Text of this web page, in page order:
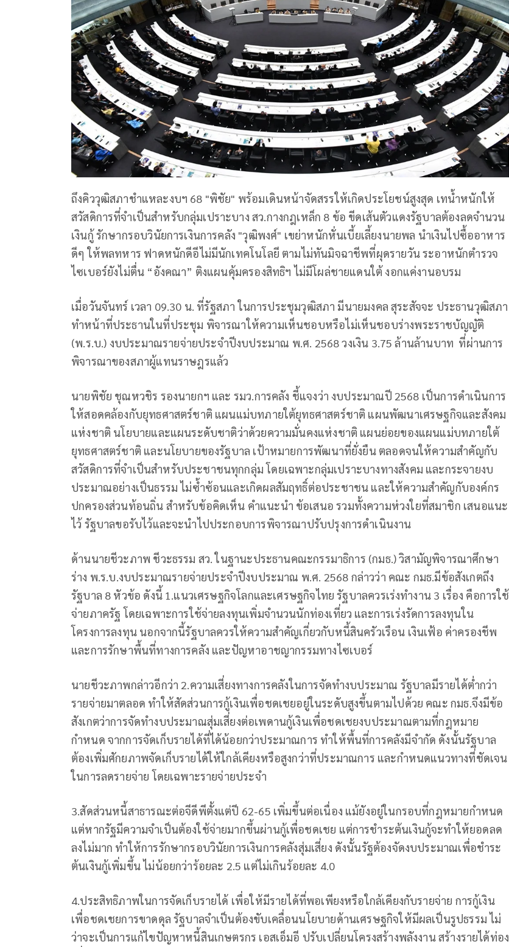
ถึงคิววุฒิสภาชำแหละงบฯ 68 "พิชัย" พร้อมเดินหน้าจัดสรรให้เกิดประโยชน์สูงสุด เทน้ำหนักให้
สวัสดิการที่จำเป็นสำหรับกลุ่มเปราะบาง สว.กางกฎเหล็ก 8 ข้อ ขีดเส้นตัวแดงรัฐบาลต้องลดจำนวน
เงินกู้ รักษากรอบวินัยการเงินการคลัง "วุฒิพงศ์" เขย่าหนักหั่นเบี้ยเลี้ยงนายพล นำเงินไปซื้ออาหาร
ดีๆ ให้พลทหาร ฟาดหนักดีอีไม่มีนักเทคโนโลยี ตามไม่ทันมิจฉาชีพที่ผุดรายวัน ระอาหนักตำรวจ
ไซเบอร์ยังไม่ตื่น “อังคณา” ติงแผนคุ้มครองสิทธิฯ ไม่มีโผล่ชายแดนใต้ งอกแค่งานอบรม
เมื่อวันจันทร์ เวลา 09.30 น. ที่รัฐสภา ในการประชุมวุฒิสภา มีนายมงคล สุระสัจจะ ประธานวุฒิสภา
ทำหน้าที่ประธานในที่ประชุม พิจารณาให้ความเห็นชอบหรือไม่เห็นชอบร่างพระราชบัญญัติ
(พ.ร.บ.) งบประมาณรายจ่ายประจำปีงบประมาณ พ.ศ. 2568 วงเงิน 3.75 ล้านล้านบาท ที่ผ่านการ
พิจารณาของสภาผู้แทนราษฎรแล้ว
นายพิชัย ชุณหวชิร รองนายกฯ และ รมว.การคลัง ชี้แจงว่า งบประมาณปี 2568 เป็นการดำเนินการ
ให้สอดคล้องกับยุทธศาสตร์ชาติ แผนแม่บทภายใต้ยุทธศาสตร์ชาติ แผนพัฒนาเศรษฐกิจและสังคม
แห่งชาติ นโยบายและแผนระดับชาติว่าด้วยความมั่นคงแห่งชาติ แผนย่อยของแผนแม่บทภายใต้
ยุทธศาสตร์ชาติ และนโยบายของรัฐบาล เป้าหมายการพัฒนาที่ยั่งยืน ตลอดจนให้ความสำคัญกับ
สวัสดิการที่จำเป็นสำหรับประชาชนทุกกลุ่ม โดยเฉพาะกลุ่มเปราะบางทางสังคม และกระจายงบ
ประมาณอย่างเป็นธรรม ไม่ซ้ำซ้อนและเกิดผลสัมฤทธิ์ต่อประชาชน และให้ความสำคัญกับองค์กร
ปกครองส่วนท้อนถิ่น สำหรับข้อคิดเห็น คำแนะนำ ข้อเสนอ รวมทั้งความห่วงใยที่สมาชิก เสนอแนะ
ไว้ รัฐบาลขอรับไว้และจะนำไปประกอบการพิจารณาปรับปรุงการดำเนินงาน
ด้านนายชีวะภาพ ชีวะธรรม สว. ในฐานะประธานคณะกรรมาธิการ (กมธ.) วิสามัญพิจารณาศึกษา
ร่าง พ.ร.บ.งบประมาณรายจ่ายประจำปีงบประมาณ พ.ศ. 2568 กล่าวว่า คณะ กมธ.มีข้อสังเกตถึง
รัฐบาล 8 หัวข้อ ดังนี้ 1.แนวเศรษฐกิจโลกและเศรษฐกิจไทย รัฐบาลควรเร่งทำงาน 3 เรื่อง คือการใช้
จ่ายภาครัฐ โดยเฉพาะการใช้จ่ายลงทุนเพิ่มจำนวนนักท่องเที่ยว และการเร่งรัดการลงทุนใน
โครงการลงทุน นอกจากนี้รัฐบาลควรให้ความสำคัญเกี่ยวกับหนี้สินครัวเรือน เงินเฟ้อ ค่าครองชีพ
และการรักษาพื้นที่ทางการคลัง และปัญหาอาชญากรรมทางไซเบอร์
นายชีวะภาพกล่าวอีกว่า 2.ความเสี่ยงทางการคลังในการจัดทำงบประมาณ รัฐบาลมีรายได้ต่ำกว่า
รายจ่ายมาตลอด ทำให้สัดส่วนการกู้เงินเพื่อชดเชยอยู่ในระดับสูงขึ้นตามไปด้วย คณะ กมธ.จึงมีข้อ
สังเกตว่าการจัดทำงบประมาณสุ่มเสี่ยงต่อเพดานกู้เงินเพื่อชดเชยงบประมาณตามที่กฎหมาย
กำหนด จากการจัดเก็บรายได้ที่ได้น้อยกว่าประมาณการ ทำให้พื้นที่การคลังมีจำกัด ดังนั้นรัฐบาล
ต้องเพิ่มศักยภาพจัดเก็บรายได้ให้ใกล้เคียงหรือสูงกว่าที่ประมาณการ และกำหนดแนวทางที่ชัดเจน
ในการลดรายจ่าย โดยเฉพาะรายจ่ายประจำ
3.สัดส่วนหนี้สาธารณะต่อจีดีพีตั้งแต่ปี 62-65 เพิ่มขึ้นต่อเนื่อง แม้ยังอยู่ในกรอบที่กฎหมายกำหนด
แต่หากรัฐมีความจำเป็นต้องใช้จ่ายมากขึ้นผ่านกู้เพื่อชดเชย แต่การชำระต้นเงินกู้จะทำให้ยอดลด
ลงไม่มาก ทำให้การรักษากรอบวินัยการเงินการคลังสุ่มเสี่ยง ดังนั้นรัฐต้องจัดงบประมาณเพื่อชำระ
ต้นเงินกู้เพิ่มขึ้น ไม่น้อยกว่าร้อยละ 2.5 แต่ไม่เกินร้อยละ 4.0
4.ประสิทธิภาพในการจัดเก็บรายได้ เพื่อให้มีรายได้ที่พอเพียงหรือใกล้เคียงกับรายจ่าย การกู้เงิน
เพื่อชดเชยการขาดดุล รัฐบาลจำเป็นต้องขับเคลื่อนนโยบายด้านเศรษฐกิจให้มีผลเป็นรูปธรรม ไม่
ว่าจะเป็นการแก้ไขปัญหาหนี้สินเกษตรกร เอสเอ็มอี ปรับเปลี่ยนโครงสร้างพลังงาน สร้างรายได้ท่อง